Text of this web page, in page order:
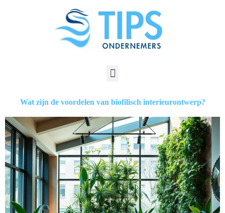
Wat zijn de voordelen van biofilisch interieurontwerp?